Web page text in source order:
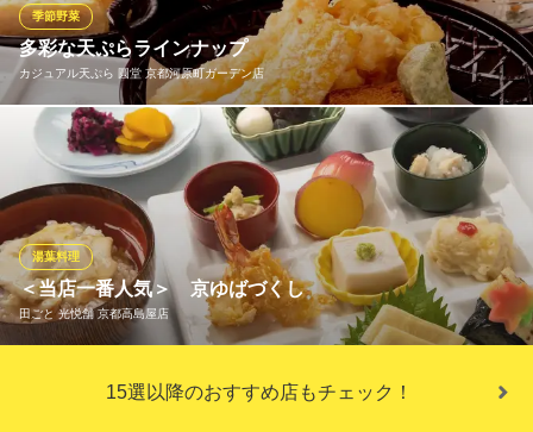
阪急京都線京都河原町駅 徒歩6分
京都府京都市中京区新京極通三条下ル東入ル松ケ枝町456-6
多彩な天ぷらラインナップ
カジュアル天ぷら 圓堂 京都河原町ガーデン店
季節野菜
ランチ・ディナー共に、海老・魚介・季節野菜を使った天ぷらを
定食・丼・セットで提供。定番の天丼や御膳、さらに豪華な「極
み天丼」など、シーンに合わせて選べるメニューが豊富に揃って
います。単品天ぷらはコース利用の追加注文としても楽しめ、観
光客はもちろん地元利用にも支持されています。
カジュアル天ぷら 圓堂 京都河原町ガーデン店
天ぷら専門ダイニング
＜当店一番人気＞ 京ゆばづくし
田ごと 光悦舗 京都高島屋店
湯葉料理
ゆばの料理を９つ仕切りのプレートに盛り込み、ゆばあんかけ御
飯とミニあんみつの付いた女性に人気の御膳です
15選以降のおすすめ店もチェック！